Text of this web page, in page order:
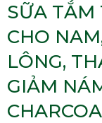
SỮA TẮM
CHO
LÔNG,
GIẢM